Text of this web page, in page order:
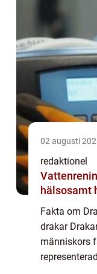
02 augusti
redaktionel
hälsosamt
Fakta om
drakar
människors